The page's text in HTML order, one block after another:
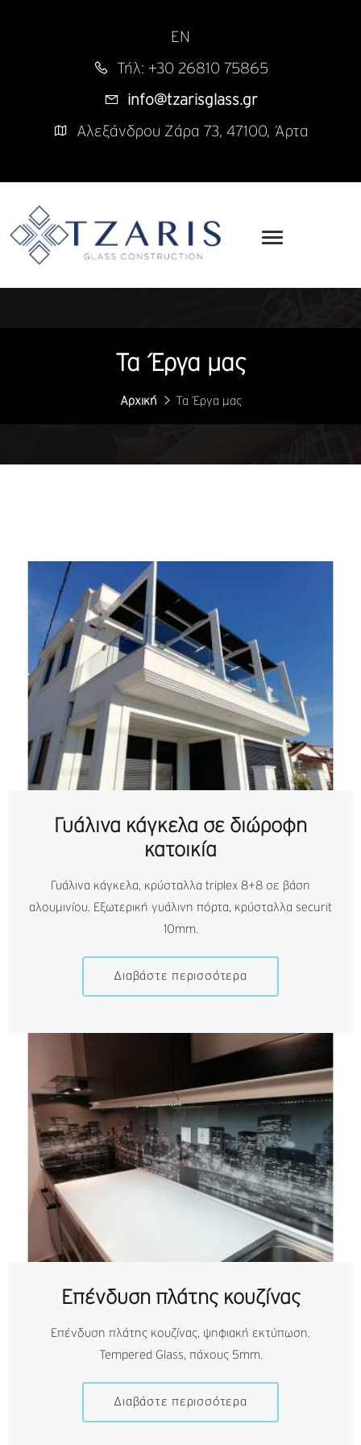
EN
Τήλ: +30 26810 75865
info@tzarisglass.gr
Αλεξάνδρου Ζάρα 73, 47100, Άρτα
Τα Έργα μας
Αρχική Τα Έργα μας
Γυάλινα κάγκελα σε διώροφη
κατοικία
Γυάλινα κάγκελα, κρύσταλλα triplex 8+8 σε βάση
αλουμινίου. Εξωτερική γυάλινη πόρτα, κρύσταλλα securit
10mm.
Διαβάστε περισσότερα
Επένδυση πλάτης κουζίνας
Επένδυση πλάτης κουζίνας, ψηφιακή εκτύπωση.
Tempered Glass, πάχους 5mm.
Διαβάστε περισσότερα